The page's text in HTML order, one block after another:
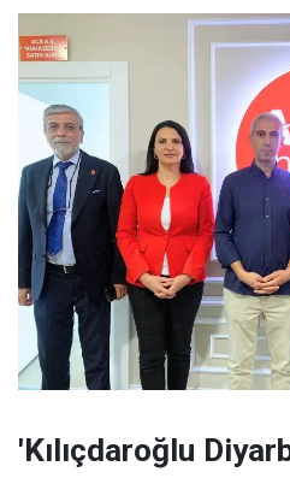
'Kılıçdaroğlu